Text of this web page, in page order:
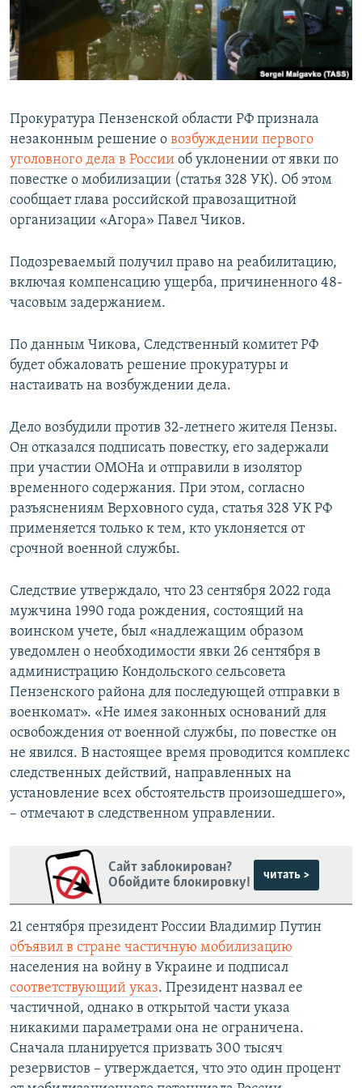
ПОБЕДИТЕЛЕЙ НЕ СУДЯТ?
КРЫМ.НЕПОКОРЕННЫЙ
ELIFBE
ПРИСОЕДИНЯЙТЕСЬ!
Все сайты RFE/RL
Прокуратура Пензенской области РФ признала
незаконным решение о возбуждении первого
уголовного дела в России об уклонении от явки по
повестке о мобилизации (статья 328 УК). Об этом
сообщает глава российской правозащитной
организации «Агора» Павел Чиков.
Подозреваемый получил право на реабилитацию,
включая компенсацию ущерба, причиненного 48-
часовым задержанием.
По данным Чикова, Следственный комитет РФ
будет обжаловать решение прокуратуры и
настаивать на возбуждении дела.
Дело возбудили против 32-летнего жителя Пензы.
Он отказался подписать повестку, его задержали
при участии ОМОНа и отправили в изолятор
временного содержания. При этом, согласно
разъяснениям Верховного суда, статья 328 УК РФ
применяется только к тем, кто уклоняется от
срочной военной службы.
Следствие утверждало, что 23 сентября 2022 года
мужчина 1990 года рождения, состоящий на
воинском учете, был «надлежащим образом
уведомлен о необходимости явки 26 сентября в
администрацию Кондольского сельсовета
Пензенского района для последующей отправки в
военкомат». «Не имея законных оснований для
освобождения от военной службы, по повестке он
не явился. В настоящее время проводится комплекс
следственных действий, направленных на
установление всех обстоятельств произошедшего»,
– отмечают в следственном управлении.
Сайт заблокирован?
Обойдите блокировку!
читать >
21 сентября президент России Владимир Путин
объявил в стране частичную мобилизацию
населения на войну в Украине и подписал
соответствующий указ. Президент назвал ее
частичной, однако в открытой части указа
никакими параметрами она не ограничена.
Сначала планируется призвать 300 тысяч
резервистов – утверждается, что это один процент